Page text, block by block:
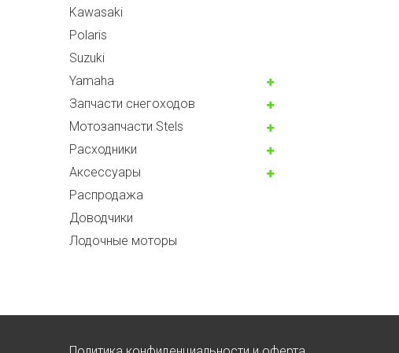
Kawasaki
Polaris
Suzuki
Yamaha
Запчасти снегоходов
Мотозапчасти Stels
Расходники
Аксессуары
Распродажа
Доводчики
Лодочные моторы